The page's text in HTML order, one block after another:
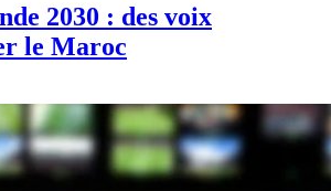
2030 : des voix
le Maroc